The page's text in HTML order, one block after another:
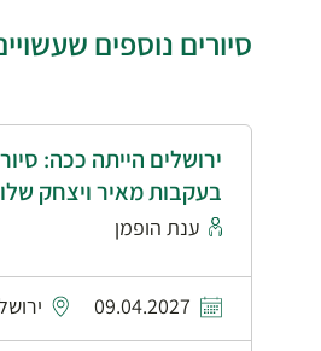
סיורים נוספים
ירושלים הייתה ככה:
בעקבות מאיר ויצחק שלו
ענת הופמן
09.04.2027